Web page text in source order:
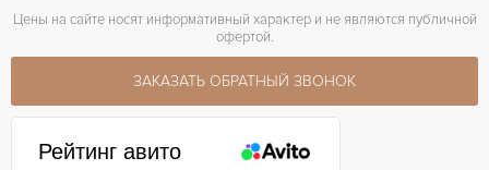
Цены на сайте носят информативный характер и не являются публичной
офертой.
ЗАКАЗАТЬ ОБРАТНЫЙ ЗВОНОК
Рейтинг авито